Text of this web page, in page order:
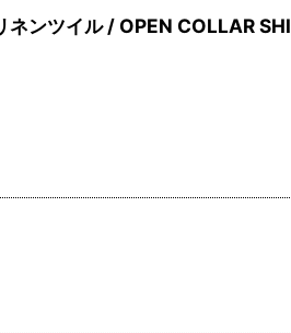
ネンツイル / OPEN COLLAR